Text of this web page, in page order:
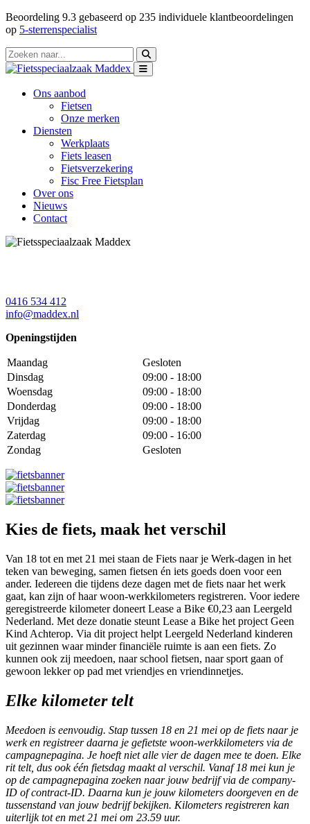
Beoordeling 9.3 gebaseerd op 235 individuele klantbeoordelingen
op 5-sterrenspecialist
Ons aanbod
Fietsen
Onze merken
Diensten
Werkplaats
Fiets leasen
Fietsverzekering
Fisc Free Fietsplan
Over ons
Nieuws
Contact
0416 534 412
info@maddex.nl
Openingstijden
Maandag
Gesloten
Dinsdag
09:00 - 18:00
Woensdag
09:00 - 18:00
Donderdag
09:00 - 18:00
Vrijdag
09:00 - 18:00
Zaterdag
09:00 - 16:00
Zondag
Gesloten
Kies de fiets, maak het verschil
Van 18 tot en met 21 mei staan de Fiets naar je Werk-dagen in het
teken van beweging, samen fietsen én iets goeds doen voor een
ander. Iedereen die tijdens deze dagen met de fiets naar het werk
gaat, kan zijn of haar woon-werkkilometers registreren. Voor iedere
geregistreerde kilometer doneert Lease a Bike €0,23 aan Leergeld
Nederland. Met deze donatie steunt Lease a Bike het project Geen
Kind Achterop. Via dit project helpt Leergeld Nederland kinderen
uit gezinnen waar minder financiële ruimte is aan een fiets. Zo
kunnen ook zij meedoen, naar school fietsen, naar sport gaan of
gewoon lekker op pad met vriendjes en vriendinnetjes.
Elke kilometer telt
Meedoen is eenvoudig. Stap tussen 18 en 21 mei op de fiets naar je
werk en registreer daarna je gefietste woon-werkkilometers via de
campagnepagina. Je hoeft niet alle vier de dagen mee te doen. Elke
rit telt, dus ook één fietsdag maakt al verschil. Vanaf 18 mei kun je
op de campagnepagina zoeken naar jouw bedrijf via de company-
ID of contract-ID. Daarna kun je jouw kilometers doorgeven en de
tussenstand van jouw bedrijf bekijken. Kilometers registreren kan
uiterlijk tot en met 21 mei om 23.59 uur.